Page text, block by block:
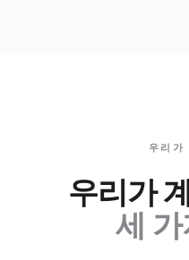
우리가
우리가
세